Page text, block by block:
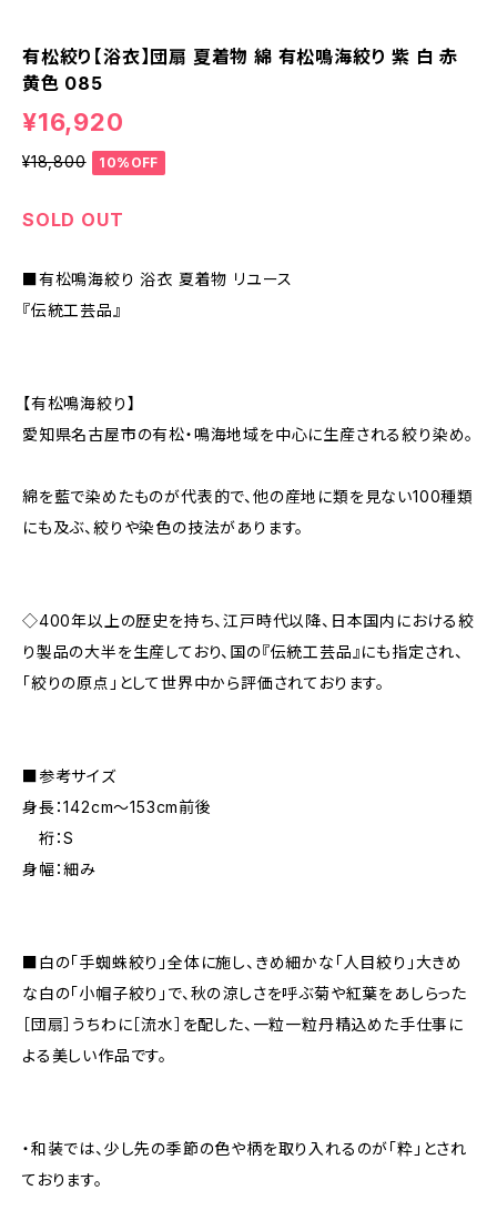
有松絞り【浴衣】団扇 夏着物 綿 有松鳴海絞り 紫 白 赤
黄色 085
¥16,920
¥18,800 10%OFF
SOLD OUT
■有松鳴海絞り 浴衣 夏着物 リユース
『伝統工芸品』
【有松鳴海絞り】
愛知県名古屋市の有松・鳴海地域を中心に生産される絞り染め。
綿を藍で染めたものが代表的で、他の産地に類を見ない100種類
にも及ぶ、絞りや染色の技法があります。
◇400年以上の歴史を持ち、江戸時代以降、日本国内における絞
り製品の大半を生産しており、国の『伝統工芸品』にも指定され、
「絞りの原点」として世界中から評価されております。
■参考サイズ
身長：142cm～153cm前後
裄：S
身幅：細み
■白の「手蜘蛛絞り」全体に施し、きめ細かな「人目絞り」大きめ
な白の「小帽子絞り」で、秋の涼しさを呼ぶ菊や紅葉をあしらった
［団扇］うちわに［流水］を配した、一粒一粒丹精込めた手仕事に
よる美しい作品です。
・和装では、少し先の季節の色や柄を取り入れるのが「粋」とされ
ております。